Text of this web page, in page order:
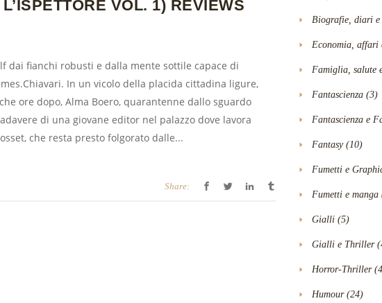
VOL. 1) REVIEWS
dai fianchi robusti e dalla mente sottile capace di
In un vicolo della placida cittadina ligure,
ore dopo, Alma Boero, quarantenne dallo sguardo
di una giovane editor nel palazzo dove lavora
che resta presto folgorato dalle...
Share:
Biografie, diari e
Economia, affari
Famiglia, salute
Fantascienza (3)
Fantascienza e
Fantasy(10)
Fumetti e
Fumetti e manga
Gialli (5)
Gialli e Thriller
Horror-Thriller
Humour(24)